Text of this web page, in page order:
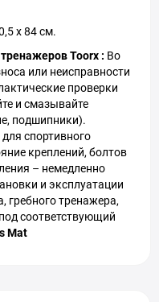
x 84 см.
Toorx : Во
или неисправности
проверки
и смазывайте
подшипники).
спортивного
креплений, болтов
– немедленно
и эксплуатации
гребного тренажера,
соответствующий
Mat